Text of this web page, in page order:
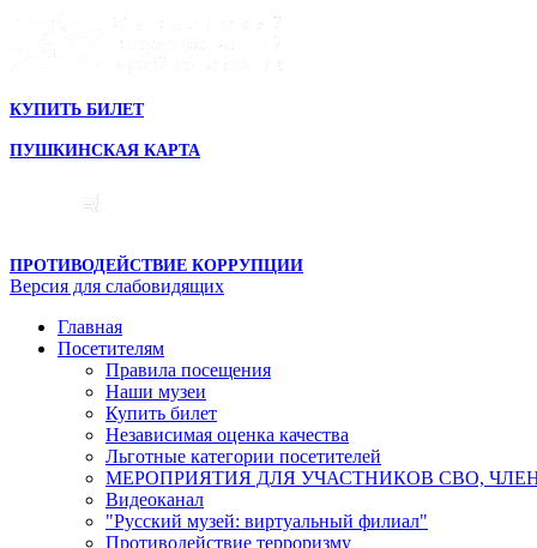
КУПИТЬ БИЛЕТ
ПУШКИНСКАЯ КАРТА
ПРОТИВОДЕЙСТВИЕ КОРРУПЦИИ
Версия для слабовидящих
Главная
Посетителям
Правила посещения
Наши музеи
Купить билет
Независимая оценка качества
Льготные категории посетителей
МЕРОПРИЯТИЯ ДЛЯ УЧАСТНИКОВ СВО,
Видеоканал
"Русский музей: виртуальный филиал"
Противодействие терроризму